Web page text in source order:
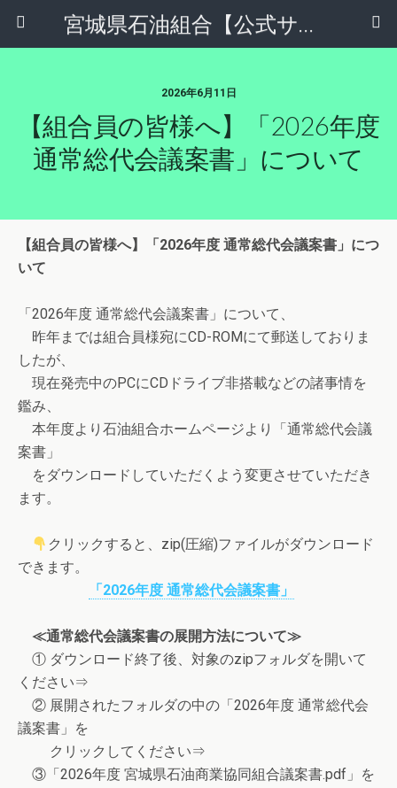
宮城県石油組合【公式サイト】
2026年6月11日
【組合員の皆様へ】「2026年度
通常総代会議案書」について
【組合員の皆様へ】「2026年度 通常総代会議案書」につ
いて
「2026年度 通常総代会議案書」について、
昨年までは組合員様宛にCD-ROMにて郵送しておりま
したが、
現在発売中のPCにCDドライブ非搭載などの諸事情を
鑑み、
本年度より石油組合ホームページより「通常総代会議
案書」
をダウンロードしていただくよう変更させていただき
ます。
クリックすると、zip(圧縮)ファイルがダウンロード
できます。
「2026年度 通常総代会議案書」
≪通常総代会議案書の展開方法について≫
① ダウンロード終了後、対象のzipフォルダを開いて
ください⇒
② 展開されたフォルダの中の「2026年度 通常総代会
議案書」を
クリックしてください⇒
③「2026年度 宮城県石油商業協同組合議案書.pdf」を